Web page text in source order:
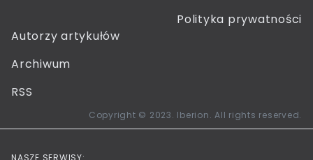
Polityka prywatności
Autorzy artykułów
Archiwum
RSS
Copyright © 2023. Iberion. All rights reserved.
NASZE SERWISY: